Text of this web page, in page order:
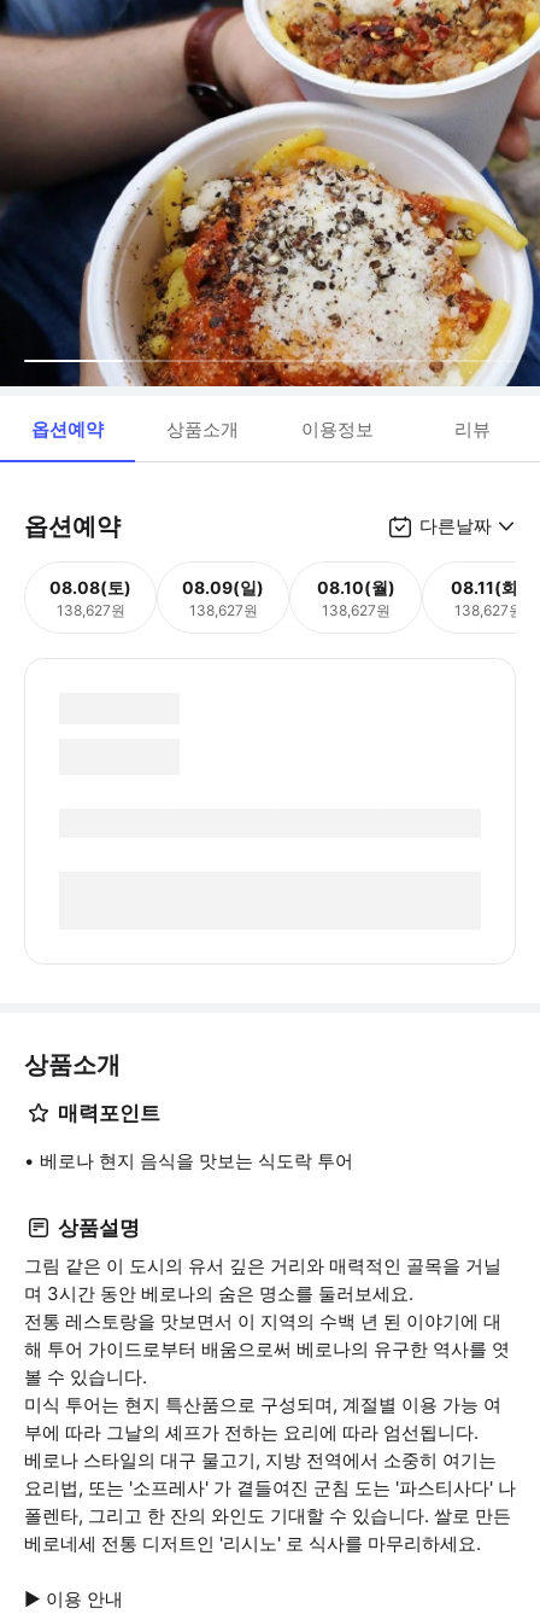
옵션예약 상품소개 이용정보 리뷰
옵션예약 다른날짜
08.08(토)
138,627원
08.09(일)
138,627원
08.10(월)
138,627원
08.11(화)
138,627원
상품소개
매력포인트
베로나 현지 음식을 맛보는 식도락 투어
상품설명
그림 같은 이 도시의 유서 깊은 거리와 매력적인 골목을 거닐
며 3시간 동안 베로나의 숨은 명소를 둘러보세요.
전통 레스토랑을 맛보면서 이 지역의 수백 년 된 이야기에 대
해 투어 가이드로부터 배움으로써 베로나의 유구한 역사를 엿
볼 수 있습니다.
미식 투어는 현지 특산품으로 구성되며, 계절별 이용 가능 여
부에 따라 그날의 셰프가 전하는 요리에 따라 엄선됩니다.
베로나 스타일의 대구 물고기, 지방 전역에서 소중히 여기는
요리법, 또는 '소프레사' 가 곁들여진 군침 도는 '파스티사다' 나
폴렌타, 그리고 한 잔의 와인도 기대할 수 있습니다. 쌀로 만든
베로네세 전통 디저트인 '리시노' 로 식사를 마무리하세요.
▶ 이용 안내